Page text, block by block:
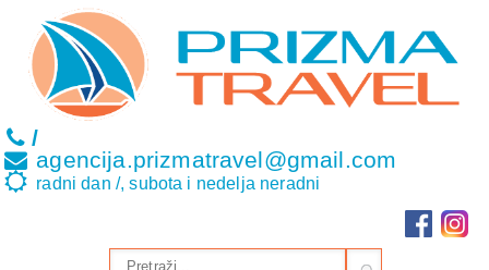
/
agencija.prizmatravel@gmail.com
radni dan /, subota i nedelja neradni